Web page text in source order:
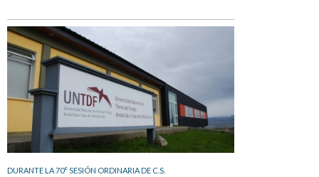
DURANTE LA 70° SESIÓN ORDINARIA DE C.S.